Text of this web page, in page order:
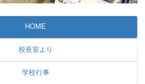
HOME
校長室より
学校行事